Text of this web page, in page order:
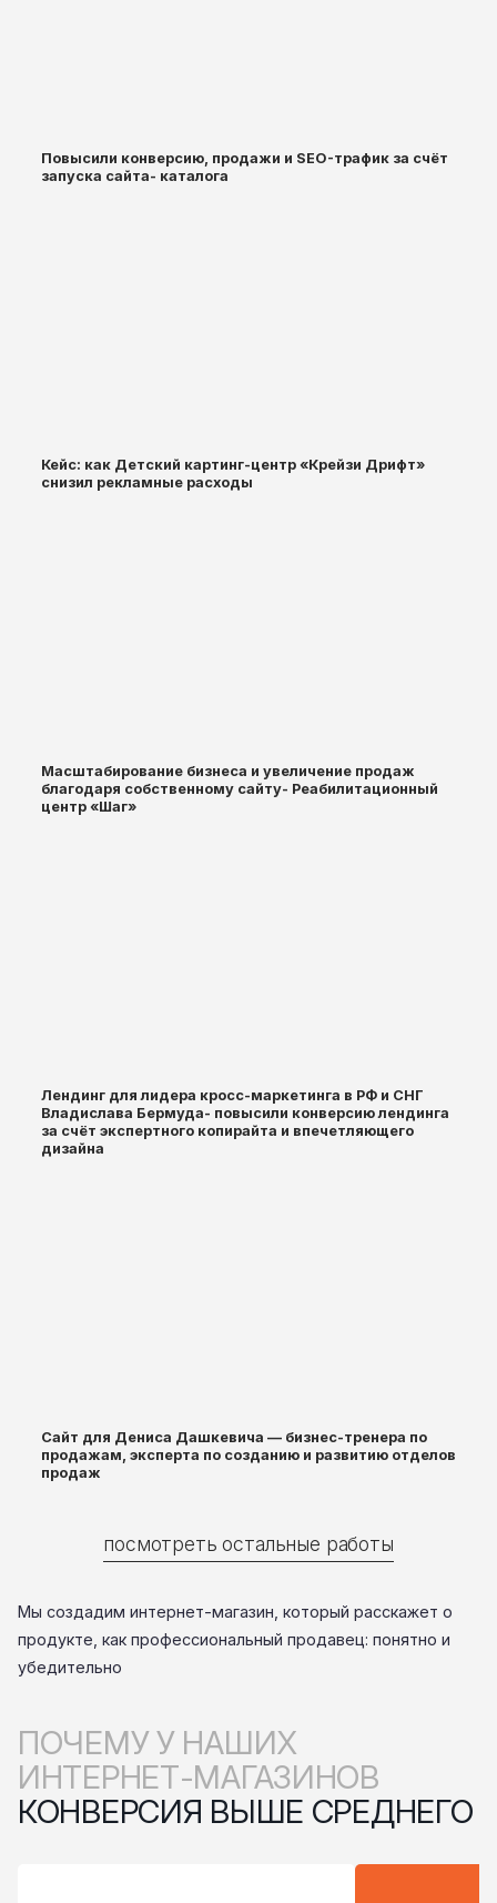
Повысили конверсию, продажи и SEO-трафик за счёт
запуска сайта- каталога
Кейс: как Детский картинг-центр «Крейзи Дрифт»
снизил рекламные расходы
Масштабирование бизнеса и увеличение продаж
благодаря собственному сайту- Реабилитационный
центр «Шаг»
Лендинг для лидера кросс-маркетинга в РФ и СНГ
Владислава Бермуда- повысили конверсию лендинга
за счёт экспертного копирайта и впечетляющего
дизайна
Сайт для Дениса Дашкевича — бизнес-тренера по
продажам, эксперта по созданию и развитию отделов
продаж
посмотреть остальные работы
Мы создадим интернет-магазин, который расскажет о
продукте, как профессиональный продавец: понятно и
убедительно
ПОЧЕМУ У НАШИХ
ИНТЕРНЕТ-МАГАЗИНОВ
КОНВЕРСИЯ ВЫШЕ СРЕДНЕГО